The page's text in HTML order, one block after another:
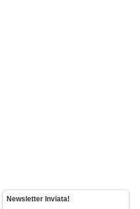
Newsletter Inviata!